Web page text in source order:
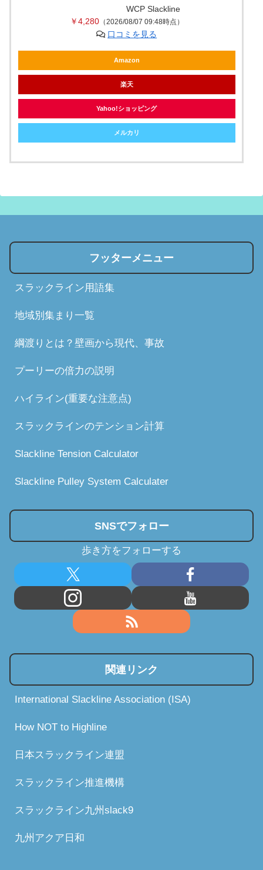
WCP Slackline
￥4,280（2026/08/07 09:48時点）
口コミを見る
Amazon
楽天
Yahoo!ショッピング
メルカリ
フッターメニュー
スラックライン用語集
地域別集まり一覧
綱渡りとは？壁画から現代、事故
プーリーの倍力の説明
ハイライン(重要な注意点)
スラックラインのテンション計算
Slackline Tension Calculator
Slackline Pulley System Calculater
SNSでフォロー
歩き方をフォローする
関連リンク
International Slackline Association (ISA)
How NOT to Highline
日本スラックライン連盟
スラックライン推進機構
スラックライン九州slack9
九州アクア日和